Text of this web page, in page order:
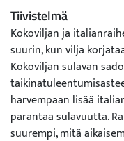
Tiivistelmä
Kokoviljan ja
suurin, kun vilja
Kokoviljan sulavan
harvempaan lisää
parantaa sulavuutta.
suurempi, mitä